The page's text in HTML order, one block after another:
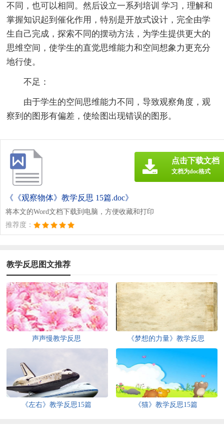
不同，也可以相同。然后设立一系列培训 学习，理解和
掌握知识起到催化作用，特别是开放式设计，完全由学
生自己完成，探索不同的摆动方法，为学生提供更大的
思维空间，使学生的直觉思维能力和空间想象力更充分
地行使。
不足：
由于学生的空间思维能力不同，导致观察角度，观
察到的图形有偏差，使绘图出现错误的图形。
《《观察物体》教学反思 15篇.doc》
将本文的Word文档下载到电脑，方便收藏和打印
推荐度：
点击下载文档
文档为doc格式
教学反思图文推荐
声声慢教学反思 《梦想的力量》教学反思
《左右》教学反思15篇 《猫》教学反思15篇